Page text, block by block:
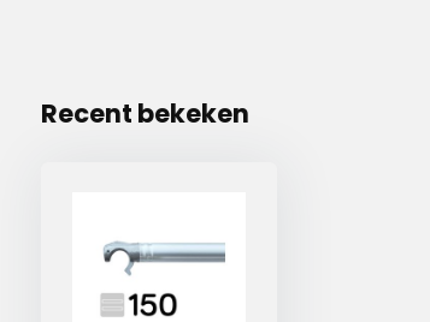
Recent bekeken